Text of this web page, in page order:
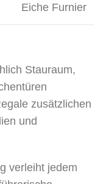
Eiche Furnier
Stauraum,
zusätzlichen
und
verleiht jedem